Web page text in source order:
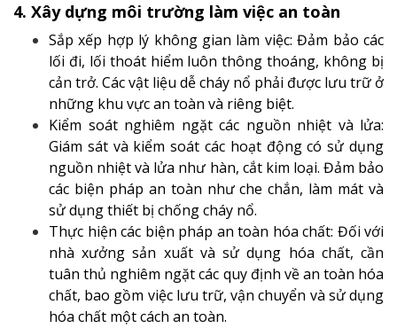
4. Xây dựng môi trường làm việc an toàn
Sắp xếp hợp lý không gian làm việc: Đảm bảo các
lối đi, lối thoát hiểm luôn thông thoáng, không bị
cản trở. Các vật liệu dễ cháy nổ phải được lưu trữ ở
những khu vực an toàn và riêng biệt.
Kiểm soát nghiêm ngặt các nguồn nhiệt và lửa:
Giám sát và kiểm soát các hoạt động có sử dụng
nguồn nhiệt và lửa như hàn, cắt kim loại. Đảm bảo
các biện pháp an toàn như che chắn, làm mát và
sử dụng thiết bị chống cháy nổ.
Thực hiện các biện pháp an toàn hóa chất: Đối với
nhà xưởng sản xuất và sử dụng hóa chất, cần
tuân thủ nghiêm ngặt các quy định về an toàn hóa
chất, bao gồm việc lưu trữ, vận chuyển và sử dụng
hóa chất một cách an toàn.